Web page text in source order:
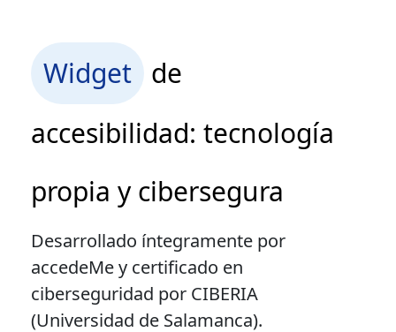
Widget de
accesibilidad: tecnología
propia y cibersegura
Desarrollado íntegramente por
accedeMe y certificado en
ciberseguridad por CIBERIA
(Universidad de Salamanca).